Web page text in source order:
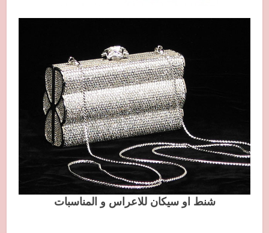
شنط او سيكان للاعراس و المناسبات